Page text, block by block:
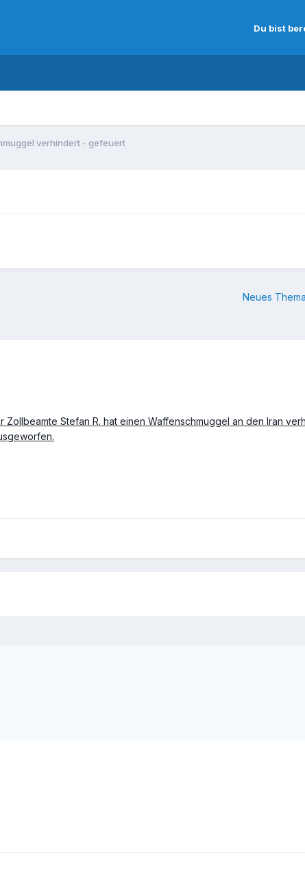
Du bist
verhindert - gefeuert
Neues
Stefan R. hat einen Waffenschmuggel an den Iran